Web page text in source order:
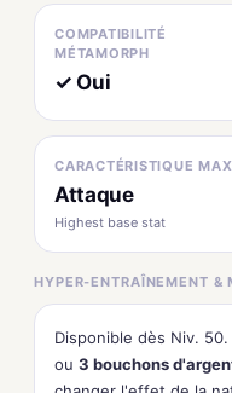
COMPATIBILITÉ
MÉTAMORPH
✓ Oui
CARACTÉRISTIQUE MAX
Attaque
Highest base stat
HYPER-ENTRAÎNEMENT &
Disponible dès Niv.
ou 3 bouchons